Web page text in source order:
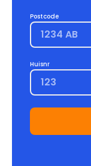
Postcode
Huisnr